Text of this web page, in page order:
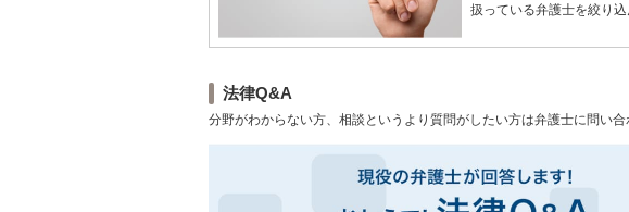
扱っている弁護士を絞り
法律Q&A
分野がわからない方、相談というより質問がしたい方は弁護士に問い